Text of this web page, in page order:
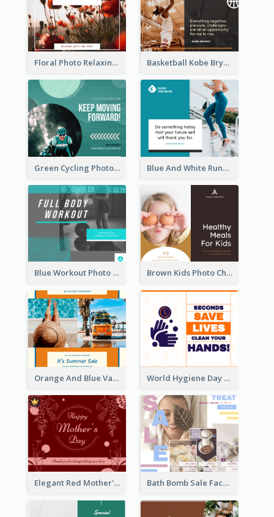
Floral Photo Relaxing Quote Facebook Post Basketball Kobe Bryant Quote Facebook Post
Green Cycling Photo Circles Cycling Team Facebook Post Blue And White Running Quotes Fitness Routine Facebook Post
Blue Workout Photo Fitness Influencer Facebook Post Brown Kids Photo Children Meal Cooking Facebook Post
Orange And Blue Vacation Photo Summer Sale Facebook Post World Hygiene Day Facebook Post
Elegant Red Mother's Day Facebook Post With Floral Decorations Bath Bomb Sale Facebook Post